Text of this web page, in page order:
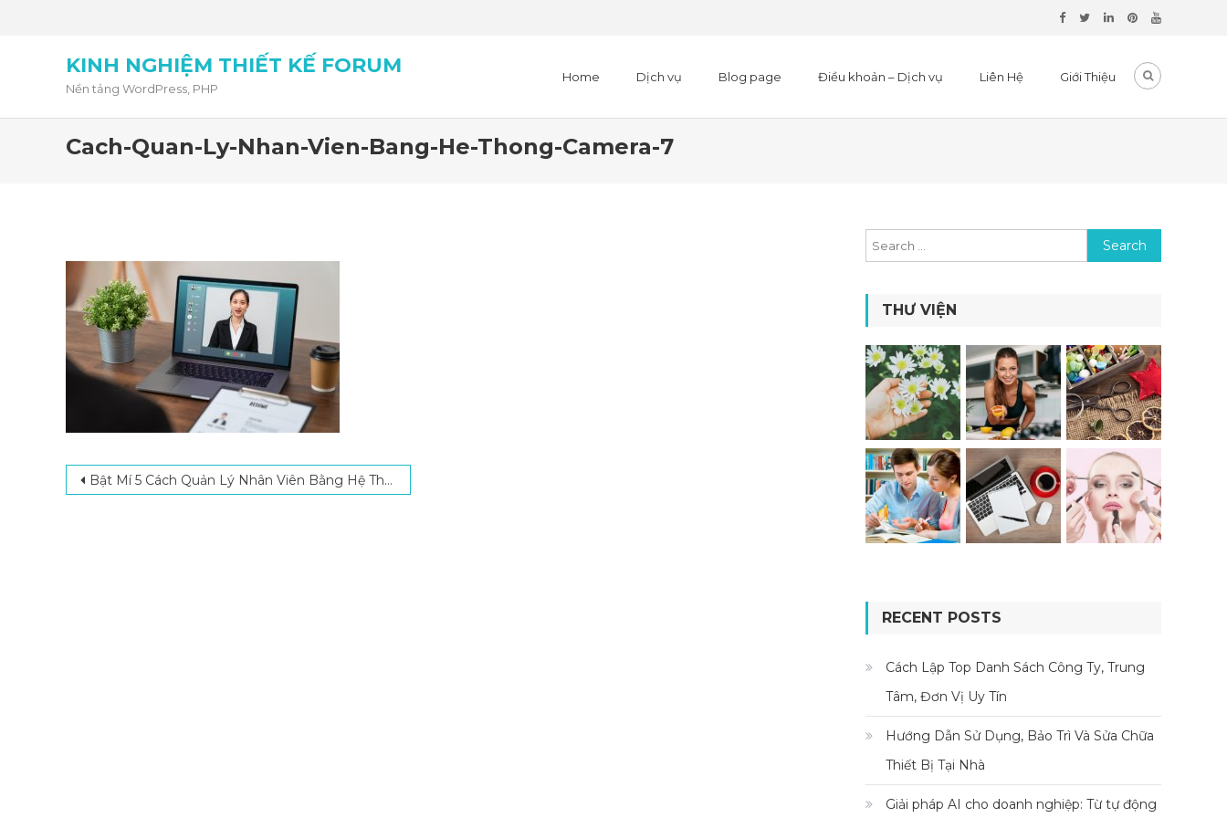
KINH NGHIỆM THIẾT KẾ FORUM
Nền tảng WordPress, PHP
Home Dịch vụ Blog page Điều khoản – Dịch vụ Liên Hệ Giới Thiệu
Cach-Quan-Ly-Nhan-Vien-Bang-He-Thong-Camera-7
Post navigation
Bật Mí 5 Cách Quản Lý Nhân Viên Bằng Hệ Thống Camera Phổ Biến Hiện Nay
Search for:
THƯ VIỆN
RECENT POSTS
Cách Lập Top Danh Sách Công Ty, Trung
Tâm, Đơn Vị Uy Tín
Hướng Dẫn Sử Dụng, Bảo Trì Và Sửa Chữa
Thiết Bị Tại Nhà
Giải pháp AI cho doanh nghiệp: Từ tự động